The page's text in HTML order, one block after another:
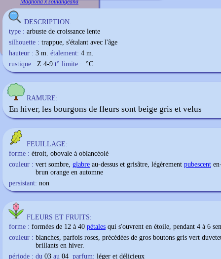
Magnolia x soulangeana
DESCRIPTION:
type : arbuste de croissance lente
silhouette : trappue, s'étalant avec l'âge
hauteur : 3 m. étalement: 4 m.
rustique : Z 4-9 t° limite : °C
RAMURE:
En hiver, les bourgons de fleurs sont beige gris et velus
FEUILLAGE:
forme : étroit, obovale à oblancéolé
couleur : vert sombre, glabre au-dessus et grisâtre, légèrement pubescent
brun orange en automne
persistant: non
FLEURS ET FRUITS:
forme : formées de 12 à 40 pétales qui s'ouvrent en étoile, pendant 4 à 6
couleur : blanches, parfois roses, précédées de gros boutons gris vert
brillants en hiver.
période : du 03 au 04 parfum: léger et délicieux